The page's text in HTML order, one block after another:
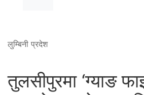
लुम्बिनी प्रदेश
तुलसीपुरमा ‘ग्याङ